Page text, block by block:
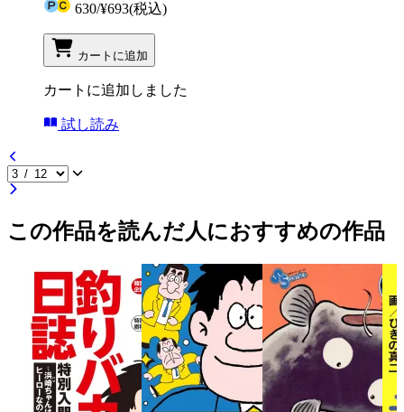
630/¥693(税込)
カートに追加
カートに追加しました
試し読み
この作品を読んだ人におすすめの作品